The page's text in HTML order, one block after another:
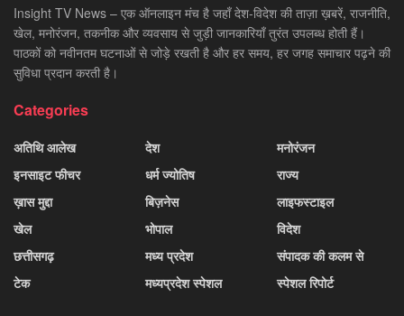
Insight TV News – एक ऑनलाइन मंच है जहाँ देश-विदेश की ताज़ा ख़बरें, राजनीति,
खेल, मनोरंजन, तकनीक और व्यवसाय से जुड़ी जानकारियाँ तुरंत उपलब्ध होती हैं।
पाठकों को नवीनतम घटनाओं से जोड़े रखती है और हर समय, हर जगह समाचार पढ़ने की
सुविधा प्रदान करती है।
Categories
अतिथि आलेख
इनसाइट फीचर
ख़ास मुद्दा
खेल
छत्तीसगढ़
टेक
देश
धर्म ज्योतिष
बिज़नेस
भोपाल
मध्य प्रदेश
मध्यप्रदेश स्पेशल
मनोरंजन
राज्य
लाइफस्टाइल
विदेश
संपादक की कलम से
स्पेशल रिपोर्ट